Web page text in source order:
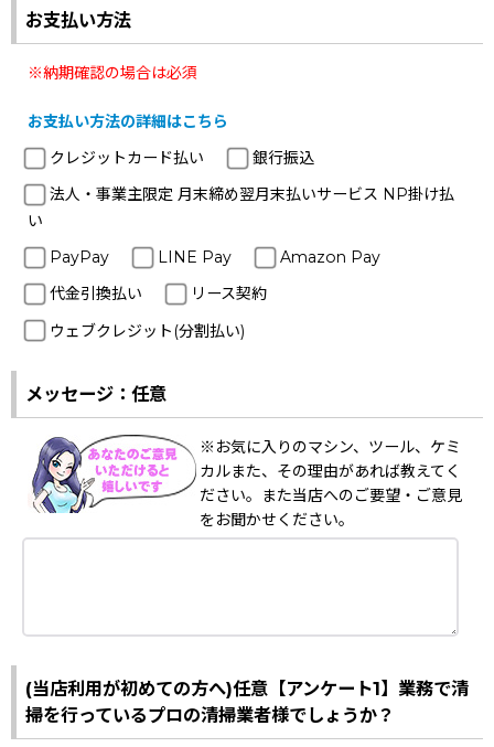
お支払い方法
※納期確認の場合は必須
お支払い方法の詳細はこちら
クレジットカード払い
銀行振込
法人・事業主限定 月末締め翌月末払いサービス NP掛け払
い
PayPay
LINE Pay
Amazon Pay
代金引換払い
リース契約
ウェブクレジット(分割払い)
メッセージ：任意
※お気に入りのマシン、ツール、ケミ
カルまた、その理由があれば教えてく
ださい。また当店へのご要望・ご意見
をお聞かせください。
(当店利用が初めての方へ)任意【アンケート1】業務で清
掃を行っているプロの清掃業者様でしょうか？